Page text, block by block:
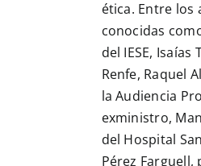
ética. Entre los
conocidas
del IESE,
Renfe, Raquel
la Audiencia
exministro,
del Hospital
Pérez